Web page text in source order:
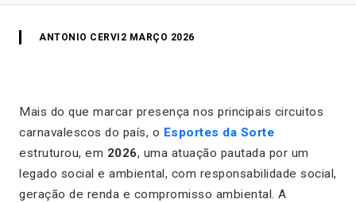
ANTONIO CERVI 2 MARÇO 2026
Mais do que marcar presença nos principais circuitos
carnavalescos do país, o Esportes da Sorte
estruturou, em 2026, uma atuação pautada por um
legado social e ambiental, com responsabilidade social,
geração de renda e compromisso ambiental. A